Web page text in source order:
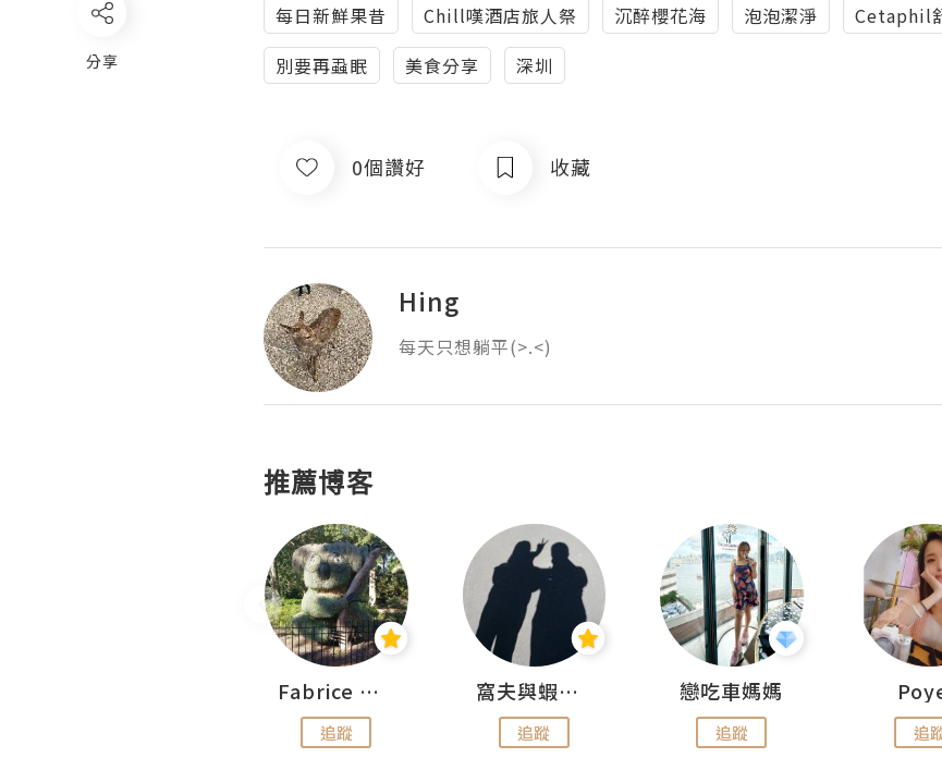
分享
每日新鮮果昔 Chill嘆酒店旅人祭 沉醉櫻花海 泡泡潔淨
Cetaphil
別要再蝨眠
美食分享 深圳
0個讚好 收藏
Hing
每天只想躺平(>.<)
推薦博客
Fabrice 嚐味
追蹤
窩夫與蝦子餅
追蹤
戀吃車媽媽
追蹤 追